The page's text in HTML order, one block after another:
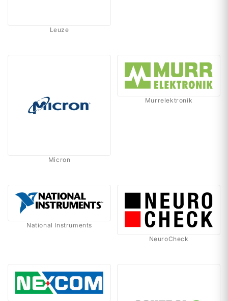
Leuze
Micron
Murrelektronik
National Instruments
NeuroCheck